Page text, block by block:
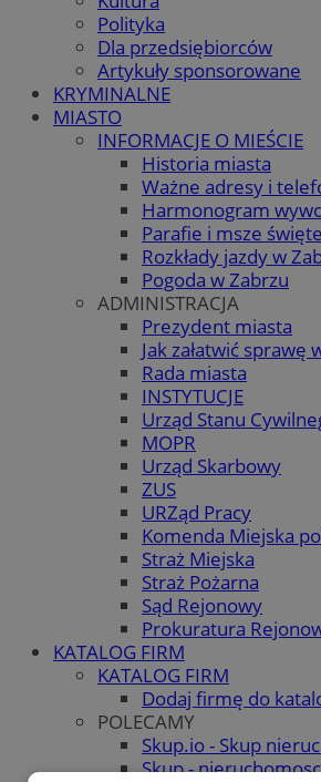
Polityka
Dla przedsiębiorców
Artykuły sponsorowane
KRYMINALNE
MIASTO
INFORMACJE O MIEŚCIE
Historia miasta
Ważne adresy i
Harmonogram
Parafie i msze
Rozkłady jazdy w
Pogoda w Zabrzu
ADMINISTRACJA
Prezydent miasta
Jak załatwić sprawę
Rada miasta
INSTYTUCJE
Urząd Stanu
MOPR
Urząd Skarbowy
ZUS
URZąd Pracy
Komenda Miejska
Straż Miejska
Straż Pożarna
Sąd Rejonowy
Prokuratura
KATALOG FIRM
KATALOG FIRM
Dodaj firmę do
POLECAMY
Skup.io - Skup
Skup -